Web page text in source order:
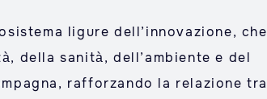
ligure dell’innovazione, che
della sanità, dell’ambiente e del
rafforzando la relazione tra